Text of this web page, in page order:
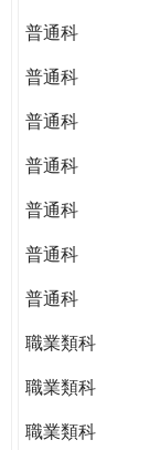
普通科
普通科
普通科
普通科
普通科
普通科
普通科
職業類科
職業類科
職業類科